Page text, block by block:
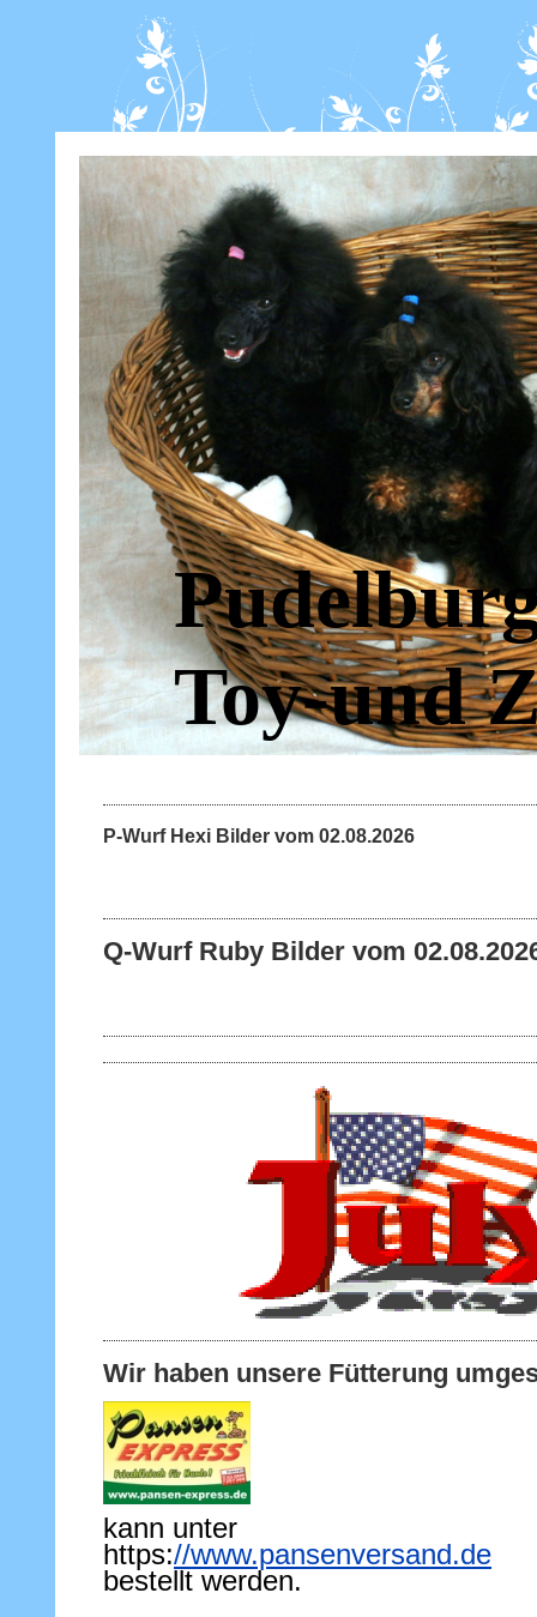
Toy-und
P-Wurf Hexi Bilder vom 02.08.2026
Q-Wurf Ruby Bilder vom
Wir haben unsere Fütterung
kann unter
https://www.pansenversand.de
bestellt werden.